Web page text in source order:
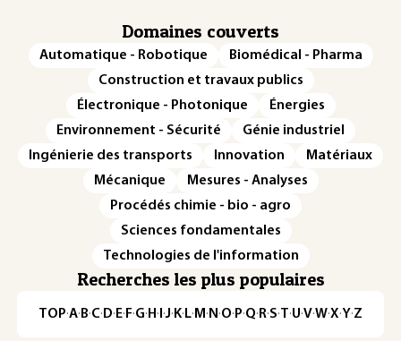
Domaines couverts
Automatique - Robotique
Biomédical - Pharma
Construction et travaux publics
Électronique - Photonique
Énergies
Environnement - Sécurité
Génie industriel
Ingénierie des transports
Innovation
Matériaux
Mécanique
Mesures - Analyses
Procédés chimie - bio - agro
Sciences fondamentales
Technologies de l'information
Recherches les plus populaires
TOP·A·B·C· D· E· F·G· H · ·J· K· L· M · N ·O· P·Q· R·S·T·U·V·W·X·Y·Z